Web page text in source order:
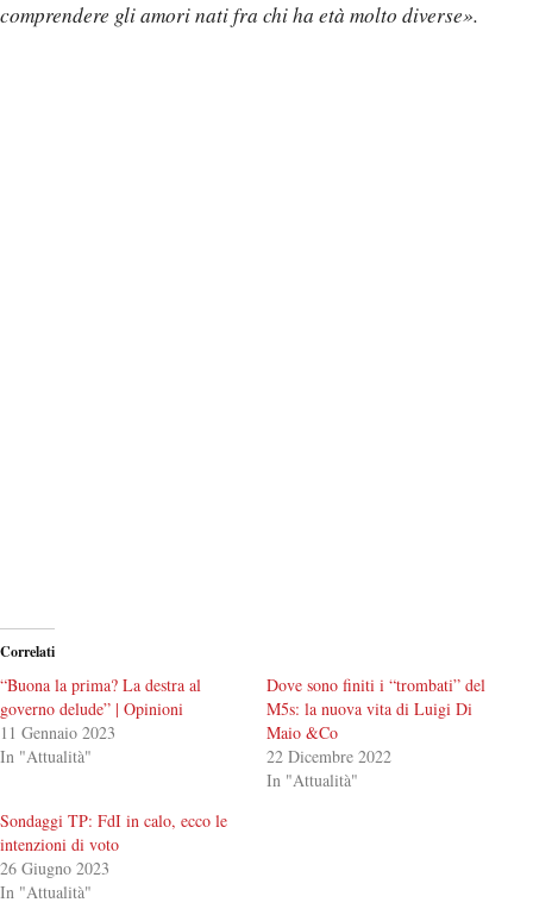
comprendere gli amori nati fra chi ha età molto diverse».
Correlati
“Buona la prima? La destra al
governo delude” | Opinioni
11 Gennaio 2023
In "Attualità"
Dove sono finiti i “trombati” del
M5s: la nuova vita di Luigi Di
Maio &Co
22 Dicembre 2022
In "Attualità"
Sondaggi TP: FdI in calo, ecco le
intenzioni di voto
26 Giugno 2023
In "Attualità"